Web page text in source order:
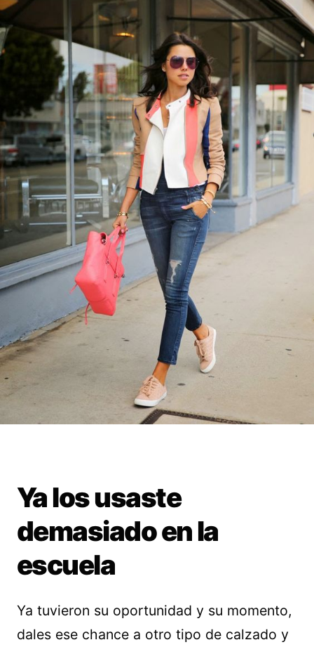
Ya los usaste
demasiado en la
escuela
Ya tuvieron su oportunidad y su momento,
dales ese chance a otro tipo de calzado y